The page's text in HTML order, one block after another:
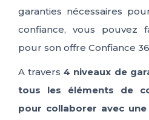
garanties nécessaires
confiance, vous pouvez
pour son offre Confiance
A travers4 niveaux de
tous les éléments de
pour collaborer avec